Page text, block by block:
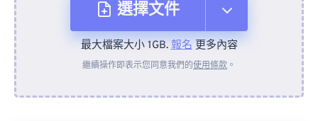
選擇文件
來自裝置
最大檔案大小 1GB.報名更多內容
繼續操作即表示您同意我們的使用條款 。